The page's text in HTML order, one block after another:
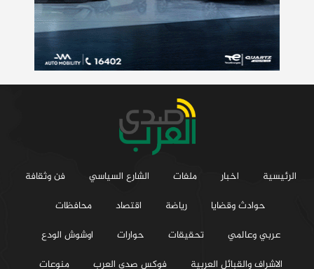
الرئيسية اخبار ملفات الشارع السياسي
فن وثقافة
حوادث وقضايا
رياضة اقتصاد
محافظات
عربي وعالمي
تحقيقات حوارات
اوشوش الودع
الاشراف والقبائل العربية
فوكس صدي العرب منوعات